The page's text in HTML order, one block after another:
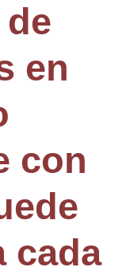
en
con
cada